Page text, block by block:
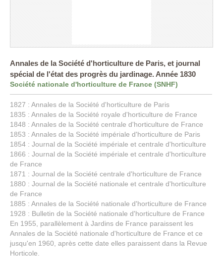
Annales de la Société d'horticulture de Paris, et journal
spécial de l'état des progrès du jardinage. Année 1830
Société nationale d'horticulture de France (SNHF)
1827 : Annales de la Société d'horticulture de Paris
1835 : Annales de la Société royale d'horticulture de France
1848 : Annales de la Société centrale d'horticulture de France
1853 : Annales de la Société impériale d'horticulture de Paris
1854 : Journal de la Société impériale et centrale d'horticulture
1866 : Journal de la Société impériale et centrale d'horticulture
de France
1871 : Journal de la Société centrale d'horticulture de France
1880 : Journal de la Société nationale et centrale d'horticulture
de France
1885 : Annales de la Société nationale d'horticulture de France
1928 : Bulletin de la Société nationale d'horticulture de France
En 1955, parallèlement à Jardins de France paraissent les
Annales de la Société nationale d'horticulture de France et ce
jusqu'en 1960, après cette date elles paraissent dans la Revue
Horticole.